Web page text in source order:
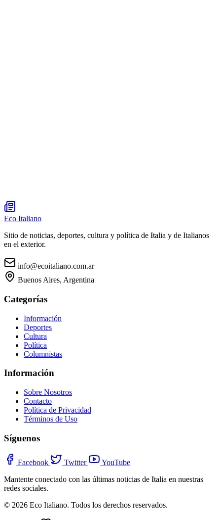
Eco Italiano
Sitio de noticias, deportes, cultura y política de Italia y de Italianos
en el exterior.
info@ecoitaliano.com.ar
Buenos Aires, Argentina
Categorías
Información
Deportes
Cultura
Política
Columnistas
Información
Sobre Nosotros
Contacto
Política de Privacidad
Términos de Uso
Síguenos
Facebook Twitter
YouTube
Mantente conectado con las últimas noticias de Italia en nuestras
redes sociales.
© 2026 Eco Italiano. Todos los derechos reservados.